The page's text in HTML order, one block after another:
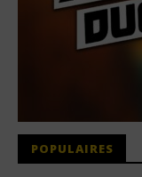
POPULAIRES